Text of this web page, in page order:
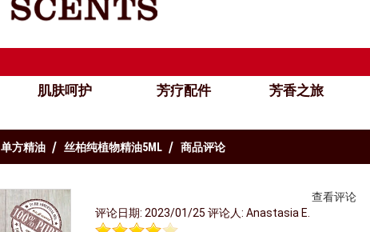
肌肤呵护 芳疗配件 芳香之旅
单方精油 丝柏纯植物精油5ML 商品评论
查看评论
评论日期: 2023/01/25 评论人: Anastasia E.